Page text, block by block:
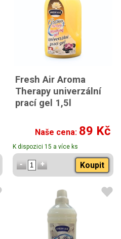
Fresh Air Aroma
Therapy univerzální
prací gel 1,5l
Naše cena: 89 Kč
K dispozici 15 a více ks
Koupit